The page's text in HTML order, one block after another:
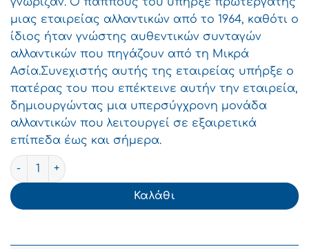
μιας εταιρείας αλλαντικών από το 1964, καθότι ο
ίδιος ήταν γνώστης αυθεντικών συνταγών
αλλαντικών που πηγάζουν από τη Μικρά
Ασία.Συνεχιστής αυτής της εταιρείας υπήρξε ο
πατέρας του που επέκτεινε αυτήν την εταιρεία,
δημιουργώντας μια υπερσύγχρονη μονάδα
αλλαντικών που λειτουργεί σε εξαιρετικά
επίπεδα έως και σήμερα.
Χαρίτου Γαλοπούλα Καπνιστή χύμα τιμή κιλού
Καλάθι